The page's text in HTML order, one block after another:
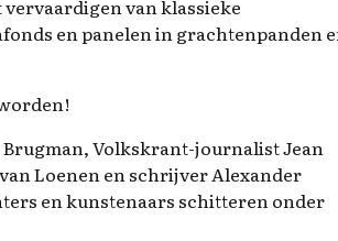
van klassieke
en panelen in grachtenpanden
Volkskrant-journalist Jean
Loenen en schrijver Alexander
en kunstenaars schitteren onder